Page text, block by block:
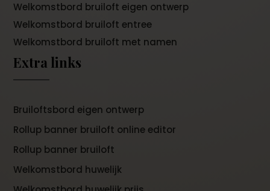
Welkomstbord bruiloft eigen ontwerp
Welkomstbord bruiloft entree
Welkomstbord bruiloft met namen
Extra links
Bruiloftsbord eigen ontwerp
Rollup banner bruiloft online editor
Rollup banner bruiloft
Welkomstbord huwelijk